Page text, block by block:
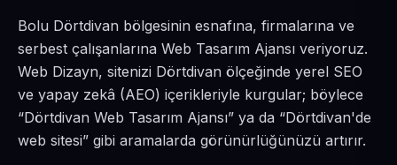
Bolu Dörtdivan bölgesinin esnafına, firmalarına ve
serbest çalışanlarına Web Tasarım Ajansı veriyoruz.
Web Dizayn, sitenizi Dörtdivan ölçeğinde yerel SEO
ve yapay zekâ (AEO) içerikleriyle kurgular; böylece
“Dörtdivan Web Tasarım Ajansı” ya da “Dörtdivan'de
web sitesi” gibi aramalarda görünürlüğünüzü artırır.